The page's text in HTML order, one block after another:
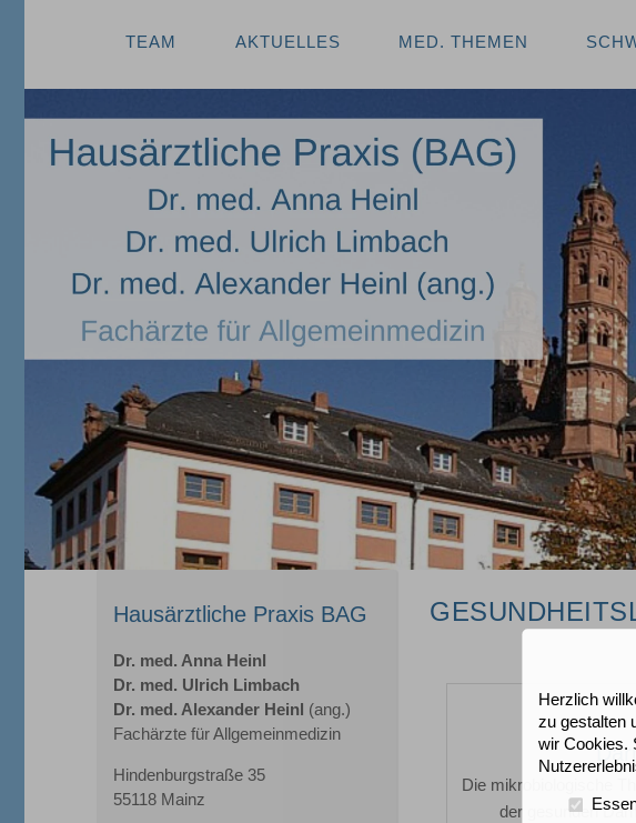
TEAM AKTUELLES MED. THEMEN
Hausärztliche Praxis BAG
Dr. med. Anna Heinl
Dr. med. Ulrich Limbach
Dr. med. Alexander Heinl (ang.)
Fachärzte für Allgemeinmedizin
Hindenburgstraße 35
55118 Mainz
Die mikrobiologische
der gesunden
Herzlich
zu gestalten
wir Cookies.